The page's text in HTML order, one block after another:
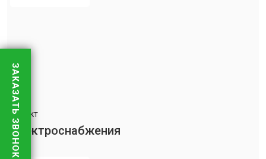
Проект
Электроснабжения
ЗАКАЗАТЬ ЗВОНОК